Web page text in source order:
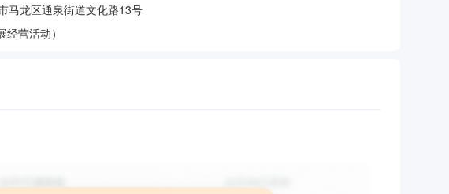
马龙区通泉街道文化路13号
营活动）